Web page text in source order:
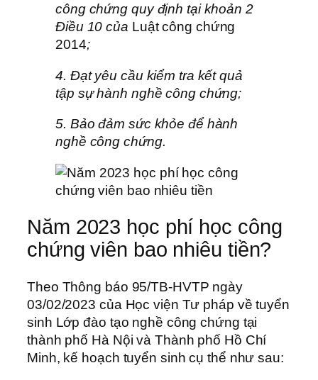
công chứng quy định tại khoản 2
Điều 10 của Luật công chứng
2014;
4. Đạt yêu cầu kiểm tra kết quả
tập sự hành nghề công chứng;
5. Bảo đảm sức khỏe để hành
nghề công chứng.
Năm 2023 học phí học công
chứng viên bao nhiêu tiền?
Theo Thông báo 95/TB-HVTP ngày
03/02/2023 của Học viện Tư pháp về tuyển
sinh Lớp đào tạo nghề công chứng tại
thành phố Hà Nội và Thành phố Hồ Chí
Minh, kế hoạch tuyển sinh cụ thể như sau: